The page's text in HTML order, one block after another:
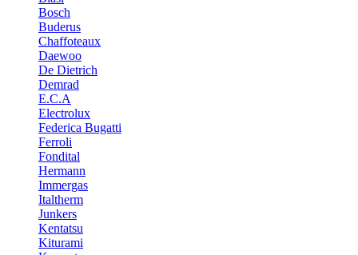
Bosch
Buderus
Chaffoteaux
Daewoo
De Dietrich
Demrad
E.C.A
Electrolux
Federica Bugatti
Ferroli
Fondital
Hermann
Immergas
Italtherm
Junkers
Kentatsu
Kiturami